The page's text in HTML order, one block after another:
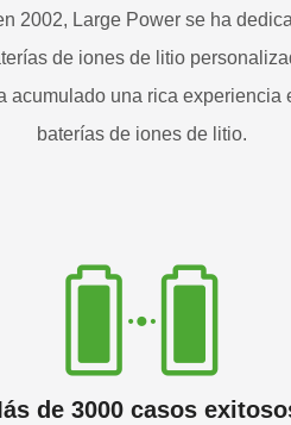
2002, Large Power se ha
de iones de litio
acumulado una rica experiencia
baterías de iones de litio.
de 3000 casos